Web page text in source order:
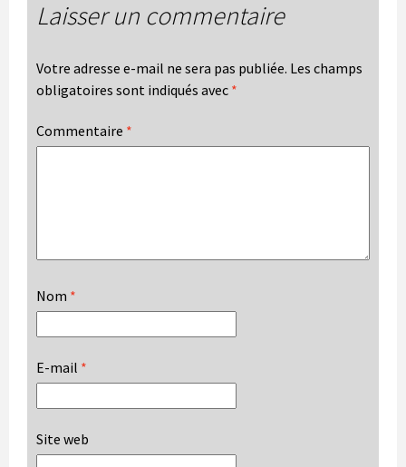
Laisser un commentaire
Votre adresse e-mail ne sera pas publiée. Les champs
obligatoires sont indiqués avec *
Commentaire *
Nom *
E-mail *
Site web